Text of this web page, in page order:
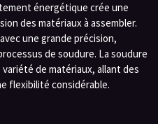
énergétique crée une
des matériaux à assembler.
une grande précision,
de soudure. La soudure
de matériaux, allant des
flexibilité considérable.